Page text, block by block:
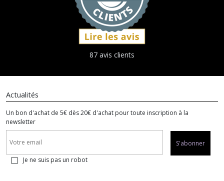
87 avis clients
Actualités
Un bon d'achat de 5€ dès 20€ d'achat pour toute inscription à la
newsletter
S'abonner
Je ne suis pas un robot